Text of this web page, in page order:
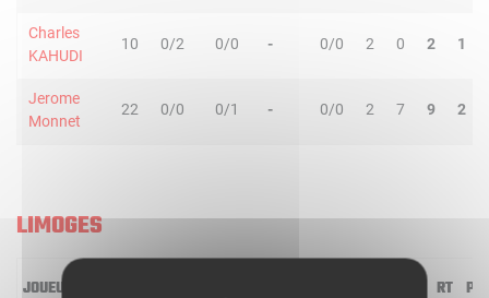
Charles
KAHUDI
10 0/2 0/0 - 0/0 2 0 2 1
Jerome
Monnet
22 0/0 0/1 - 0/0 2 7 9 2
LIMOGES
JOUEUR RT PD